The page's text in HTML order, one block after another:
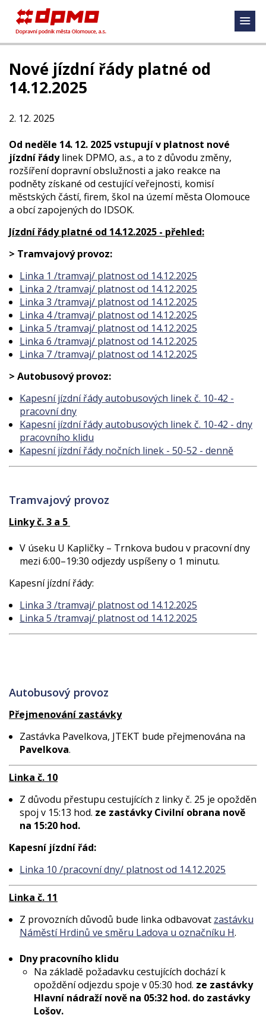
Nové jízdní řády platné od
14.12.2025
2. 12. 2025
Od neděle 14. 12. 2025 vstupují v platnost nové
jízdní řádylinek DPMO, a.s., a to z důvodu změny,
rozšíření dopravní obslužnosti a jako reakce na
podněty získané od cestující veřejnosti, komisí
městských částí, firem, škol na území města Olomouce
a obcí zapojených do IDSOK.
Jízdní řády platné od 14.12.2025 - přehled:
> Tramvajový provoz:
Linka 1 /tramvaj/ platnost od 14.12.2025
Linka 2 /tramvaj/ platnost od 14.12.2025
Linka 3 /tramvaj/ platnost od 14.12.2025
Linka 4 /tramvaj/ platnost od 14.12.2025
Linka 5 /tramvaj/ platnost od 14.12.2025
Linka 6 /tramvaj/ platnost od 14.12.2025
Linka 7 /tramvaj/ platnost od 14.12.2025
> Autobusový provoz:
Kapesní jízdní řády autobusových linek č. 10-42 -
pracovní dny
Kapesní jízdní řády autobusových linek č. 10-42 - dny
pracovního klidu
Kapesní jízdní řády nočních linek - 50-52 - denně
Tramvajový provoz
Linky č. 3 a 5
V úseku U Kapličky – Trnkova budou v pracovní dny
mezi 6:00–19:30 odjezdy uspíšeny o 1 minutu.
Kapesní jízdní řády:
Linka 3 /tramvaj/ platnost od 14.12.2025
Linka 5 /tramvaj/ platnost od 14.12.2025
Autobusový provoz
Přejmenování zastávky
Zastávka Pavelkova, JTEKT bude přejmenována na
Pavelkova.
Linka č. 10
Z důvodu přestupu cestujících z linky č. 25 je opožděn
spoj v 15:13 hod. ze zastávky Civilní obrana nově
na 15:20 hod.
Kapesní jízdní řád:
Linka 10 /pracovní dny/ platnost od 14.12.2025
Linka č. 11
Z provozních důvodů bude linka odbavovat zastávku
Náměstí Hrdinů ve směru Ladova u označníku H.
Dny pracovního klidu
Na základě požadavku cestujících dochází k
opoždění odjezdu spoje v 05:30 hod. ze zastávky
Hlavní nádraží nově na 05:32 hod. do zastávky
Lošov.